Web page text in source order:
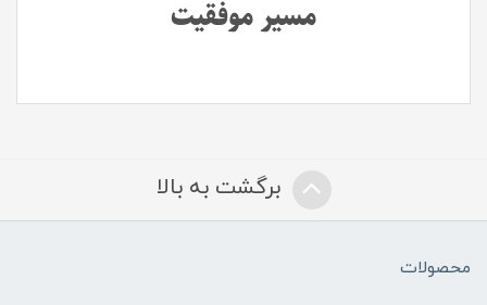
مسیر موفقیت
برگشت به بالا
محصولات